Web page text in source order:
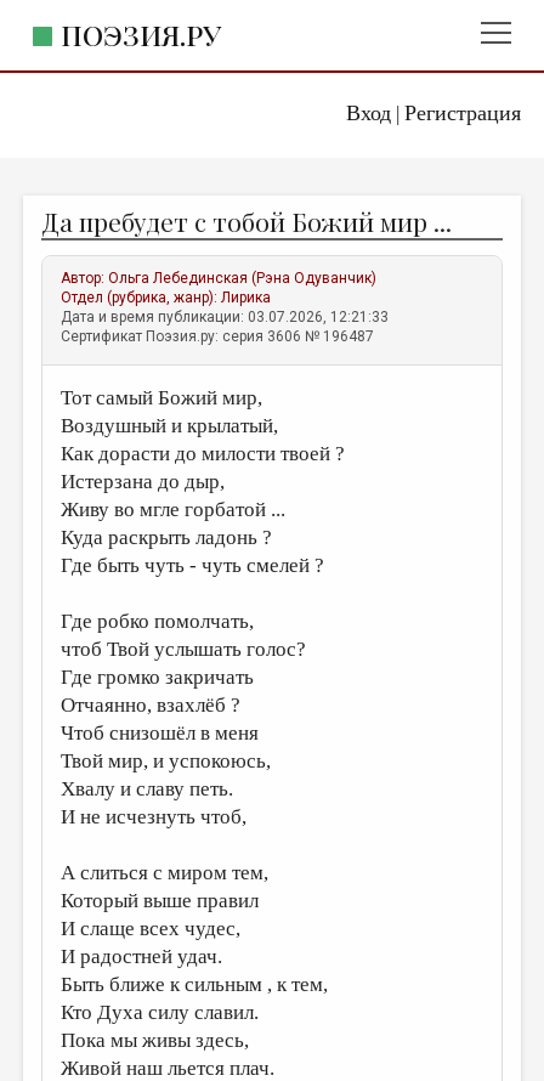
Вход| Регистрация
ПОЭЗИЯ.РУ
ЖАНРЫ
АВТОРЫ
КОММЕНТАРИИ
ЛИТСАЛОН
НОВОСТИ
ПРАВИЛА САЙТА
ОТДЕЛЫ И РУБРИКИ
ИЗБРАННОЕ
ДАЙДЖЕСТ
ПРОИЗВЕДЕНИЯ
ПЕРЕВОДЫ
КОНКУРСЫ
ДЕТСКАЯ КОМНАТА
КНИЖНАЯ ПОЛКА
ОБЗОР ЛИТЕРАТУРЫ
СТРАНИЦЫ ПАМЯТИ
ОБЪЯВЛЕНИЯ
КОЛОНКА РЕДАКТОРА
РЕДКОЛЛЕГИЯ
ОТ РЕДАКЦИИ
Да пребудет с тобой Божий мир ...
Автор:Ольга Лебединская (Рэна Одуванчик)
Отдел (рубрика, жанр):Лирика
Дата и время публикации: 03.07.2026, 12:21:33
Сертификат Поэзия.ру: серия 3606 № 196487
Тот самый Божий мир,
Воздушный и крылатый,
Как дорасти до милости твоей ?
Истерзана до дыр,
Живу во мгле горбатой ...
Куда раскрыть ладонь ?
Где быть чуть - чуть смелей ?
Где робко помолчать,
чтоб Твой услышать голос?
Где громко закричать
Отчаянно, взахлёб ?
Чтоб снизошёл в меня
Твой мир, и успокоюсь,
Хвалу и славу петь.
И не исчезнуть чтоб,
А слиться с миром тем,
Который выше правил
И слаще всех чудес,
И радостней удач.
Быть ближе к сильным , к тем,
Кто Духа силу славил.
Пока мы живы здесь,
Живой наш льется плач.